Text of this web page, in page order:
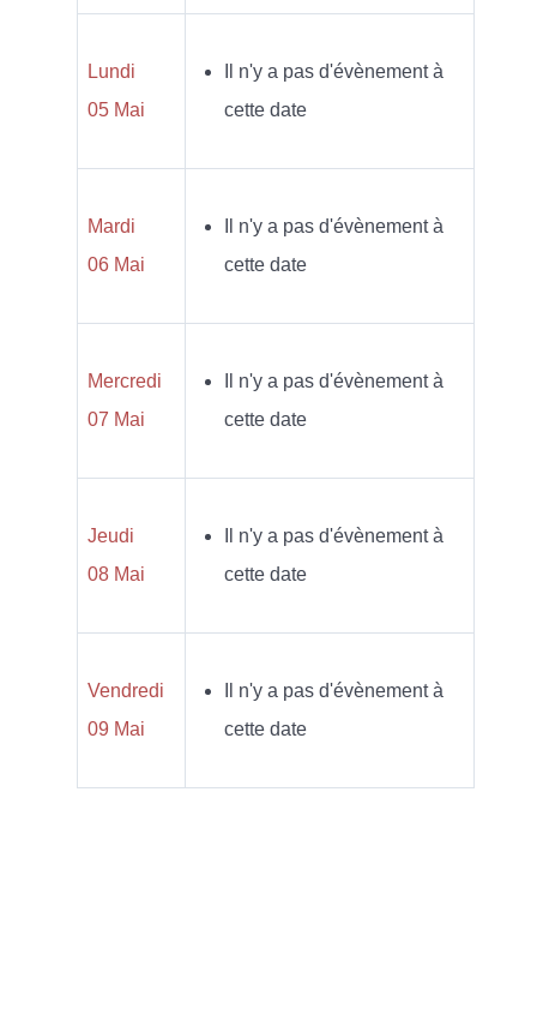
Lundi
05 Mai
Il n'y a pas d'évènement à
cette date
Mardi
06 Mai
Il n'y a pas d'évènement à
cette date
Mercredi
07 Mai
Il n'y a pas d'évènement à
cette date
Jeudi
08 Mai
Il n'y a pas d'évènement à
cette date
Vendredi
09 Mai
Il n'y a pas d'évènement à
cette date